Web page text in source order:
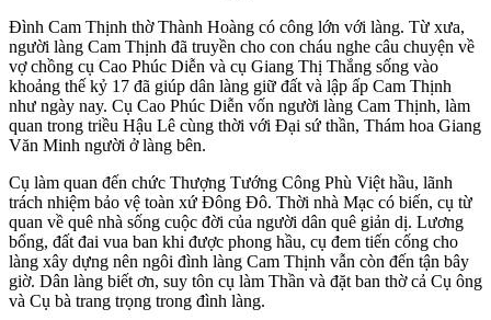
Đình Cam Thịnh thờ Thành Hoàng có công lớn với làng. Từ xưa,
người làng Cam Thịnh đã truyền cho con cháu nghe câu chuyện về
vợ chồng cụ Cao Phúc Diễn và cụ Giang Thị Thắng sống vào
khoảng thế kỷ 17 đã giúp dân làng giữ đất và lập ấp Cam Thịnh
như ngày nay. Cụ Cao Phúc Diễn vốn người làng Cam Thịnh, làm
quan trong triều Hậu Lê cùng thời với Đại sứ thần, Thám hoa Giang
Văn Minh người ở làng bên.
Cụ làm quan đến chức Thượng Tướng Công Phù Việt hầu, lãnh
trách nhiệm bảo vệ toàn xứ Đông Đô. Thời nhà Mạc có biến, cụ từ
quan về quê nhà sống cuộc đời của người dân quê giản dị. Lương
bổng, đất đai vua ban khi được phong hầu, cụ đem tiến cống cho
làng xây dựng nên ngôi đình làng Cam Thịnh vẫn còn đến tận bây
giờ. Dân làng biết ơn, suy tôn cụ làm Thần và đặt ban thờ cả Cụ ông
và Cụ bà trang trọng trong đình làng.